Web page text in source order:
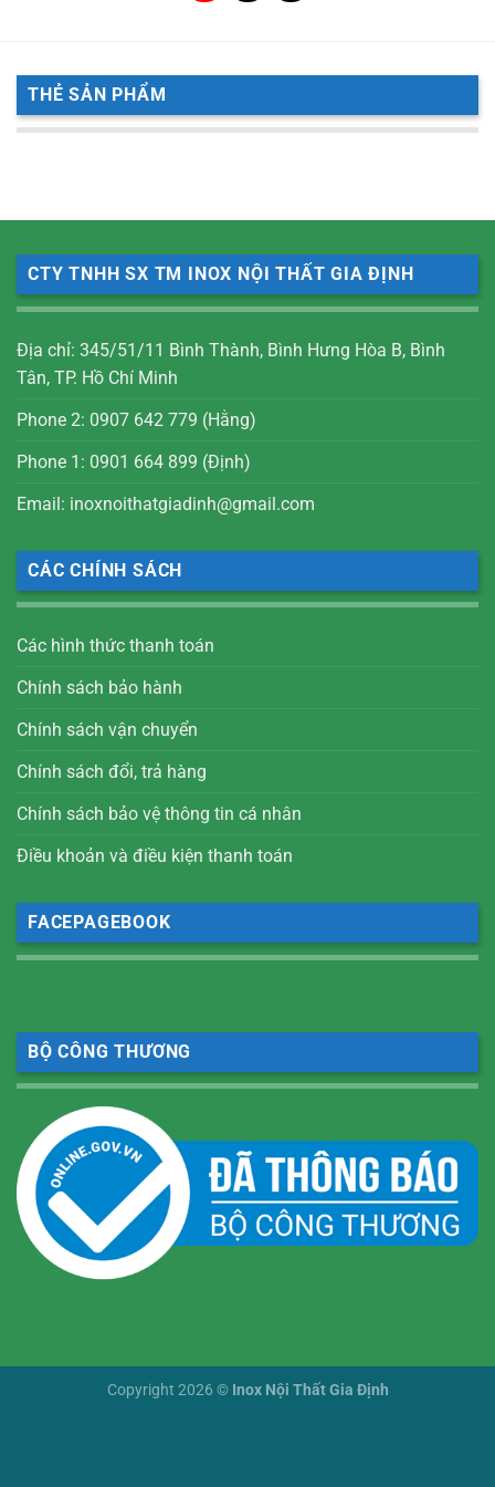
THẺ SẢN PHẨM
CTY TNHH SX TM INOX NỘI THẤT GIA ĐỊNH
Địa chỉ: 345/51/11 Bình Thành, Bình Hưng Hòa B, Bình
Tân, TP. Hồ Chí Minh
Phone 2: 0907 642 779 (Hằng)
Phone 1: 0901 664 899 (Định)
Email: inoxnoithatgiadinh@gmail.com
CÁC CHÍNH SÁCH
Các hình thức thanh toán
Chính sách bảo hành
Chính sách vận chuyển
Chính sách đổi, trả hàng
Chính sách bảo vệ thông tin cá nhân
Điều khoản và điều kiện thanh toán
FACEPAGEBOOK
BỘ CÔNG THƯƠNG
Copyright 2026 © Inox Nội Thất Gia Định